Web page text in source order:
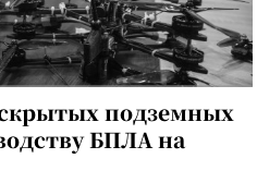
подземных
БПЛА на